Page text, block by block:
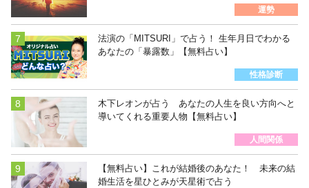
運勢
法演の「MITSURI」で占う！ 生年月日でわかる
あなたの「暴露数」【無料占い】
性格診断
木下レオンが占う あなたの人生を良い方向へと
導いてくれる重要人物【無料占い】
人間関係
【無料占い】これが結婚後のあなた！ 未来の結
婚生活を星ひとみが天星術で占う